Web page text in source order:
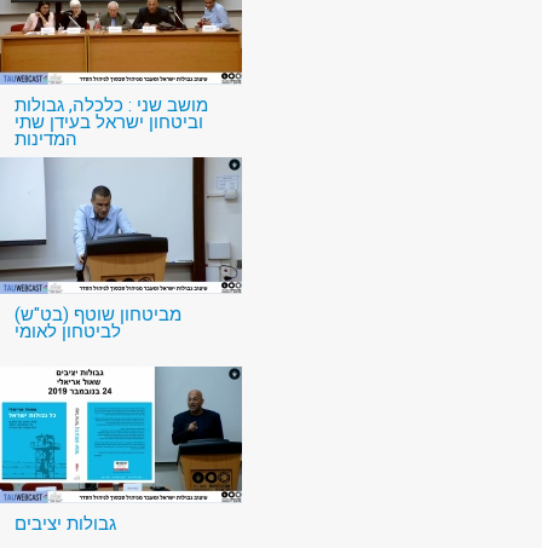
מושב שני : כלכלה, גבולות
וביטחון ישראל בעידן שתי
המדינות
מביטחון שוטף (בט"ש)
לביטחון לאומי
גבולות יציבים